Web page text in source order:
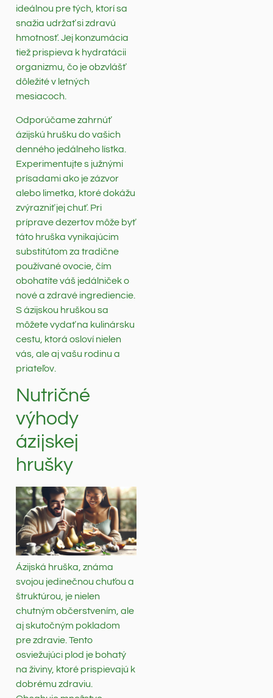
ideálnou pre tých, ktorí sa
snažia udržať si zdravú
hmotnosť. Jej konzumácia
tiež prispieva k hydratácii
organizmu, čo je obzvlášť
dôležité v letných
mesiacoch.
Odporúčame zahrnúť
ázijskú hrušku do vašich
denného jedálneho lístka.
Experimentujte s južnými
prísadami ako je zázvor
alebo limetka, ktoré dokážu
zvýrazniť jej chuť. Pri
príprave dezertov môže byť
táto hruška vynikajúcim
substitútom za tradične
používané ovocie, čím
obohatíte váš jedálniček o
nové a zdravé ingrediencie.
S ázijskou hruškou sa
môžete vydať na kulinársku
cestu, ktorá osloví nielen
vás, ale aj vašu rodinu a
priateľov.
Nutričné
výhody
ázijskej
hrušky
Ázijská hruška, známa
svojou jedinečnou chuťou a
štruktúrou, je nielen
chutným občerstvením, ale
aj skutočným pokladom
pre zdravie. Tento
osviežujúci plod je bohatý
na živiny, ktoré prispievajú k
dobrému zdraviu.